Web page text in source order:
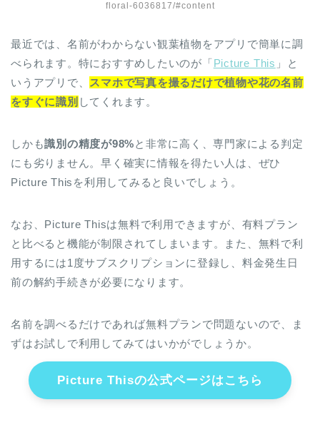
floral-6036817/#content
最近では、名前がわからない観葉植物をアプリで簡単に調
べられます。特におすすめしたいのが「Picture This 」と
いうアプリで、 スマホで写真を撮るだけで植物や花の名前
をすぐに識別 してくれます。
しかも識別の精度が98%と非常に高く、専門家による判定
にも劣りません。早く確実に情報を得たい人は、ぜひ
Picture Thisを利用してみると良いでしょう。
なお、Picture Thisは無料で利用できますが、有料プラン
と比べると機能が制限されてしまいます。また、無料で利
用するには1度サブスクリプションに登録し、料金発生日
前の解約手続きが必要になります。
名前を調べるだけであれば無料プランで問題ないので、ま
ずはお試しで利用してみてはいかがでしょうか。
Picture Thisの公式ページはこちら